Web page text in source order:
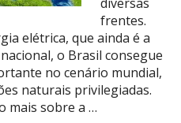
frentes.
elétrica, que ainda é a
o Brasil consegue
no cenário mundial,
naturais privilegiadas.
mais sobre a …